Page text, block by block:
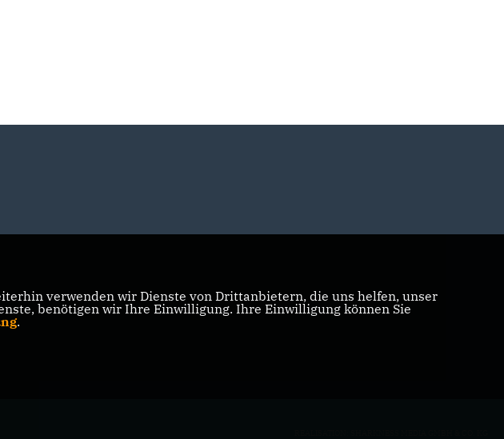
verwenden wir Dienste von Drittanbietern, die uns helfen, unser
benötigen wir Ihre Einwilligung. Ihre Einwilligung können Sie
.